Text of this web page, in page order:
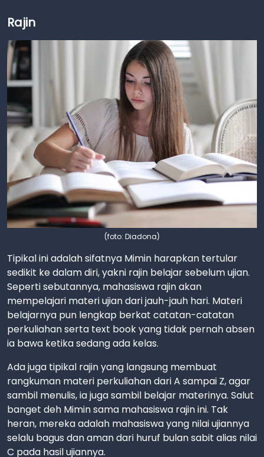
Rajin
(foto: Diadona)
Tipikal ini adalah sifatnya Mimin harapkan tertular
sedikit ke dalam diri, yakni rajin belajar sebelum ujian.
Seperti sebutannya, mahasiswa rajin akan
mempelajari materi ujian dari jauh-jauh hari. Materi
belajarnya pun lengkap berkat catatan-catatan
perkuliahan serta text book yang tidak pernah absen
ia bawa ketika sedang ada kelas.
Ada juga tipikal rajin yang langsung membuat
rangkuman materi perkuliahan dari A sampai Z, agar
sambil menulis, ia juga sambil belajar materinya. Salut
banget deh Mimin sama mahasiswa rajin ini. Tak
heran, mereka adalah mahasiswa yang nilai ujiannya
selalu bagus dan aman dari huruf bulan sabit alias nilai
C pada hasil ujiannya.